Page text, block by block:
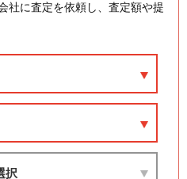
社に査定を依頼し、査定額や提